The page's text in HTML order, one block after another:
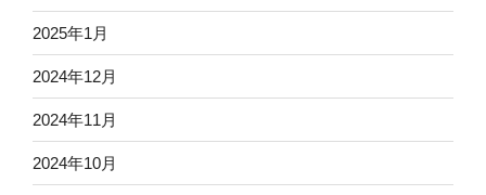
2025年1月
2024年12月
2024年11月
2024年10月